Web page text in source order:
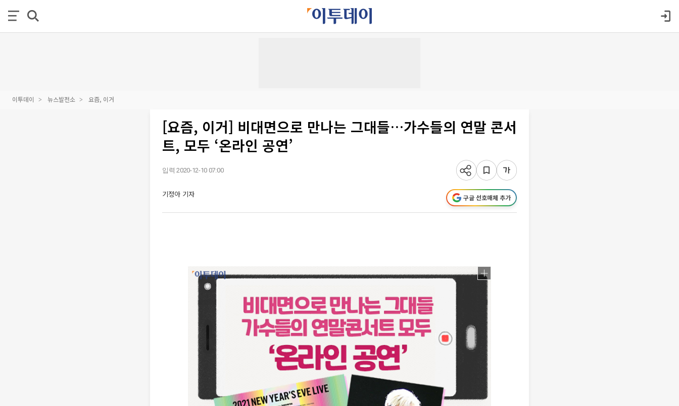
이투데이 뉴스발전소 요즘, 이거
[요즘, 이거] 비대면으로 만나는 그대들…가수들의 연말 콘서
트, 모두 ‘온라인 공연’
입력 2020-12-10 07:00
기정아 기자 구글 선호매체 추가